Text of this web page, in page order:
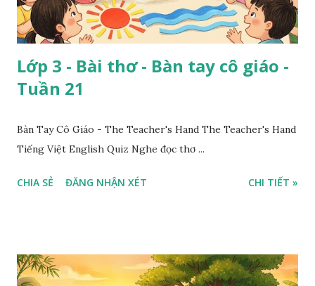
Lớp 3 - Bài thơ - Bàn tay cô giáo -
Tuần 21
Bàn Tay Cô Giáo - The Teacher's Hand The Teacher's Hand
Tiếng Việt English Quiz Nghe đọc thơ ...
CHIA SẺ ĐĂNG NHẬN XÉT CHI TIẾT »